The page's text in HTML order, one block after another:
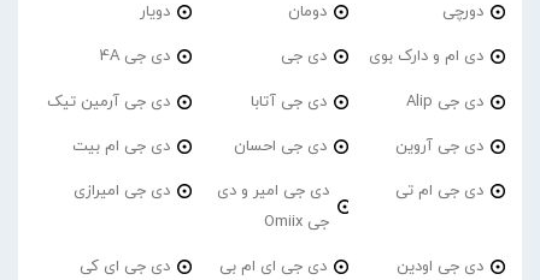
دورچی دومان دویار
دی ام و دارک بوی دی جی دی جی 4A
دی جی Alip دی جی آتابا دی جی آرمین تیک
دی جی آروین دی جی احسان دی جی ام بیت
دی جی ام تی
دی جی امیر و دی
جی Omiix
دی جی امیرازی
دی جی اودین دی جی ای ام بی دی جی ای کی